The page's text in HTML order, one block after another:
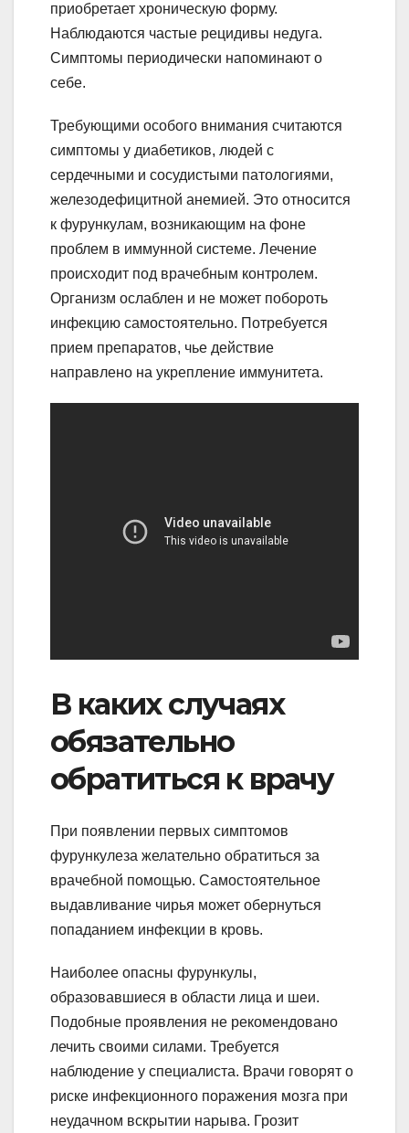
приобретает хроническую форму.
Наблюдаются частые рецидивы недуга.
Симптомы периодически напоминают о
себе.
Требующими особого внимания считаются
симптомы у диабетиков, людей с
сердечными и сосудистыми патологиями,
железодефицитной анемией. Это относится
к фурункулам, возникающим на фоне
проблем в иммунной системе. Лечение
происходит под врачебным контролем.
Организм ослаблен и не может побороть
инфекцию самостоятельно. Потребуется
прием препаратов, чье действие
направлено на укрепление иммунитета.
В каких случаях
обязательно
обратиться к врачу
При появлении первых симптомов
фурункулеза желательно обратиться за
врачебной помощью. Самостоятельное
выдавливание чирья может обернуться
попаданием инфекции в кровь.
Наиболее опасны фурункулы,
образовавшиеся в области лица и шеи.
Подобные проявления не рекомендовано
лечить своими силами. Требуется
наблюдение у специалиста. Врачи говорят о
риске инфекционного поражения мозга при
неудачном вскрытии нарыва. Грозит